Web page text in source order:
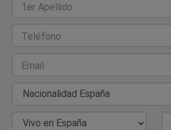
1er Apellido
Teléfono
Email
Nacionalidad
País de Residencia